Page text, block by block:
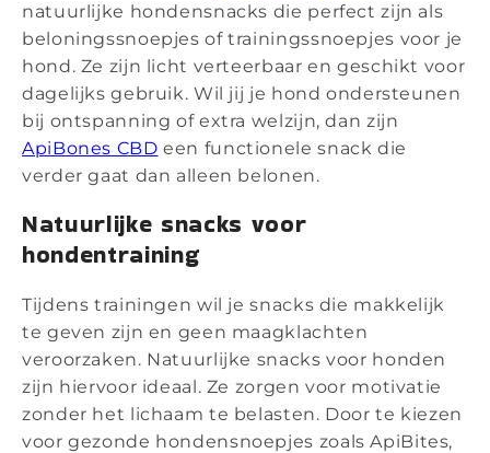
natuurlijke hondensnacks die perfect zijn als
beloningssnoepjes of trainingssnoepjes voor je
hond. Ze zijn licht verteerbaar en geschikt voor
dagelijks gebruik. Wil jij je hond ondersteunen
bij ontspanning of extra welzijn, dan zijn
ApiBones CBD een functionele snack die
verder gaat dan alleen belonen.
Natuurlijke snacks voor
hondentraining
Tijdens trainingen wil je snacks die makkelijk
te geven zijn en geen maagklachten
veroorzaken. Natuurlijke snacks voor honden
zijn hiervoor ideaal. Ze zorgen voor motivatie
zonder het lichaam te belasten. Door te kiezen
voor gezonde hondensnoepjes zoals ApiBites,